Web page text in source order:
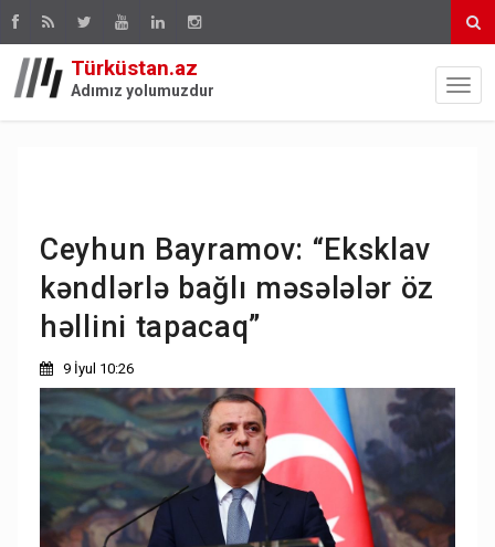
Türküstan.az
Adımız yolumuzdur
Ceyhun Bayramov: “Eksklav
kəndlərlə bağlı məsələlər öz
həllini tapacaq”
9 İyul 10:26